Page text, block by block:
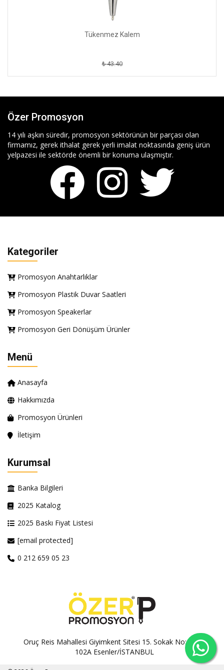
Tükenmez Kalem
₺ 43.40
Özer Promosyon
14 yılı aşkın süredir, promosyon sektörünün bir parçası olan
firmamız, gerek ithalat gerek yerli imalat noktasında geniş ürün
yelpazesi ile sektörde önemli bir konuma ulaşmıştır.
Kategoriler
Promosyon Anahtarlıklar
Promosyon Plastik Duvar Saatleri
Promosyon Speakerlar
Promosyon Geri Dönüşüm Ürünler
Menü
Anasayfa
Hakkımızda
Promosyon Ürünleri
İletişim
Kurumsal
Banka Bilgileri
2025 Katalog
2025 Baskı Fiyat Listesi
[email protected]
0 212 659 05 23
Oruç Reis Mahallesi Giyimkent Sitesi 15. Sokak No:100A-
102A Esenler/İSTANBUL